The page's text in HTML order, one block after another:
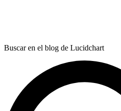
Buscar en el blog de Lucidchart